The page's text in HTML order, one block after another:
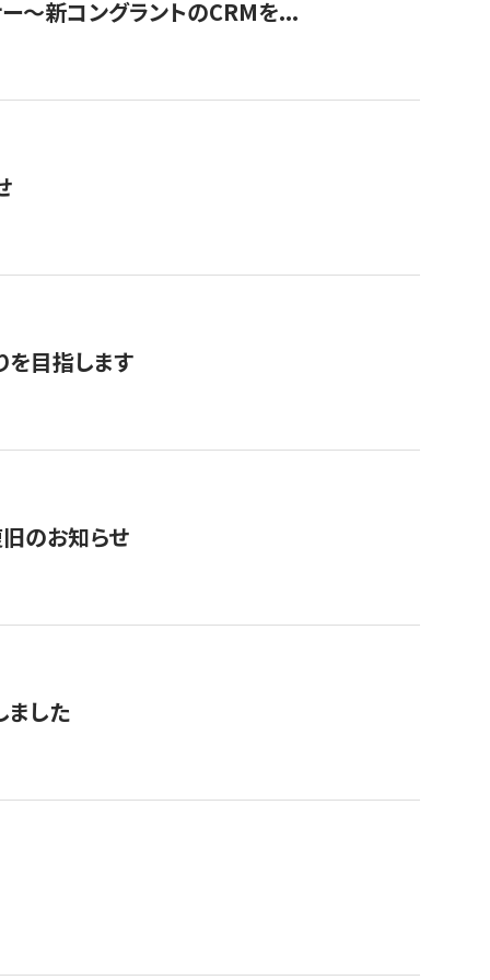
ー〜新コングラントのCRMを...
を目指します
のお知らせ
ました